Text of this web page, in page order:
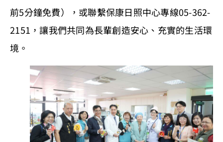
前5分鐘免費），或聯繫保康日照中心專線05-362-
2151，讓我們共同為長輩創造安心、充實的生活環
境。